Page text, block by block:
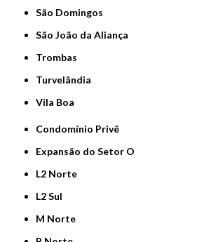
São Domingos
São João da Aliança
Trombas
Turvelândia
Vila Boa
Condomínio Privê
Expansão do Setor O
L2 Norte
L2 Sul
M Norte